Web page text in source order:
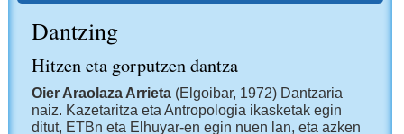
Dantzing
Hitzen eta gorputzen dantza
Oier Araolaza Arrieta (Elgoibar, 1972) Dantzaria
naiz. Kazetaritza eta Antropologia ikasketak egin
ditut, ETBn eta Elhuyar-en egin nuen lan, eta azken